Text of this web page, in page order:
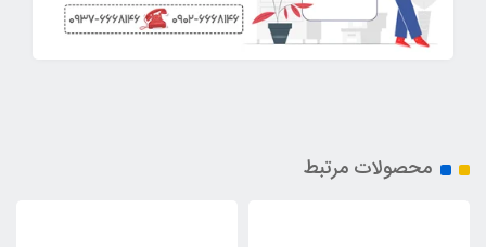
محصولات مرتبط